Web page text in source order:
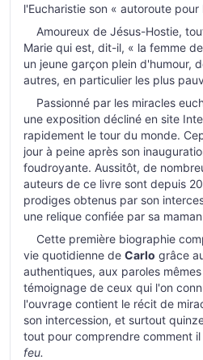
l'Eucharistie son « autoroute pour
Amoureux de Jésus-Hostie,
Marie qui est, dit-il, « la femme
un jeune garçon plein d'humour,
autres, en particulier les plus
Passionné par les miracles
une exposition décliné en site
rapidement le tour du monde.
jour à peine après son
foudroyante. Aussitôt, de
auteurs de ce livre sont depuis
prodiges obtenus par son
une relique confiée par sa
Cette première biographie
vie quotidienne de Carlo grâce
authentiques, aux paroles
témoignage de ceux qui l'on
l'ouvrage contient le récit de
son intercession, et surtout
tout pour comprendre comment
feu.